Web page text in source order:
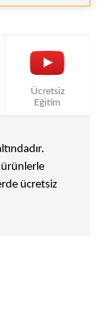
Ücretsiz
Eğitim
ürünlerle
ücretsiz